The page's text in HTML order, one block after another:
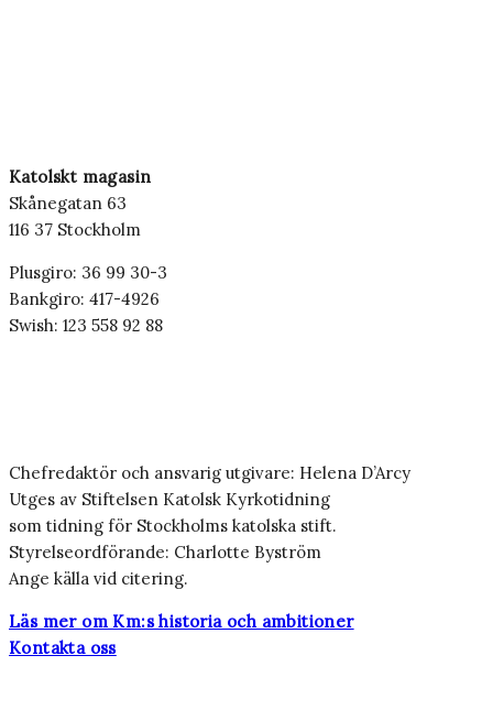
Katolskt magasin
Skånegatan 63
116 37 Stockholm
Plusgiro: 36 99 30-3
Bankgiro: 417-4926
Swish: 123 558 92 88
Chefredaktör och ansvarig utgivare: Helena D’Arcy
Utges av Stiftelsen Katolsk Kyrkotidning
som tidning för Stockholms katolska stift.
Styrelseordförande: Charlotte Byström
Ange källa vid citering.
Läs mer om Km:s historia och ambitioner
Kontakta oss